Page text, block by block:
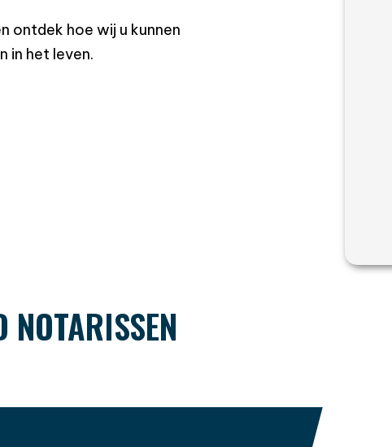
ontdek hoe wij u kunnen
in het leven.
NOTARISSEN